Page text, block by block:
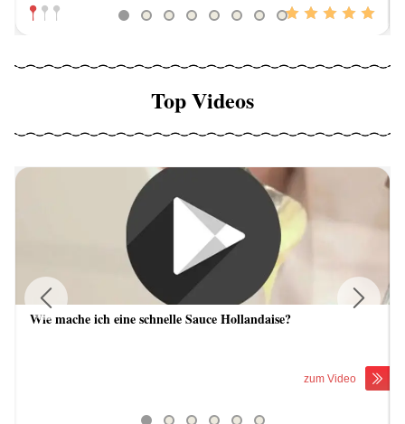
Top Videos
Wie mache ich eine schnelle Sauce Hollandaise?
zum Video
Previous